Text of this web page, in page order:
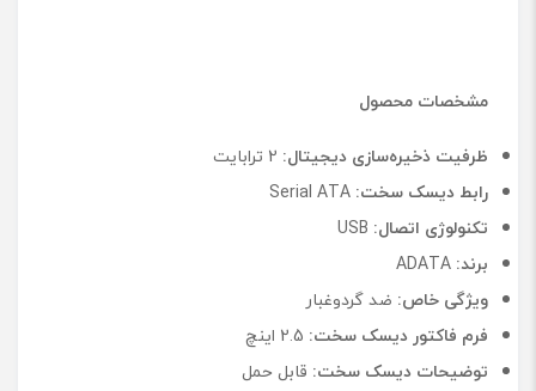
مشخصات محصول
ظرفیت ذخیره‌سازی دیجیتال:
رابط دیسک سخت: Serial ATA
تکنولوژی اتصال: USB
برند: ADATA
ویژگی خاص: ضد گردوغبار
فرم فاکتور دیسک سخت:
توضیحات دیسک سخت: قابل حمل